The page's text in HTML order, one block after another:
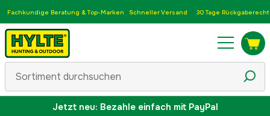
Fachkundige Beratung & Top-Marken Schneller Versand 30 Tage Rückgaberecht
Jetzt neu: Bezahle einfach mit PayPal